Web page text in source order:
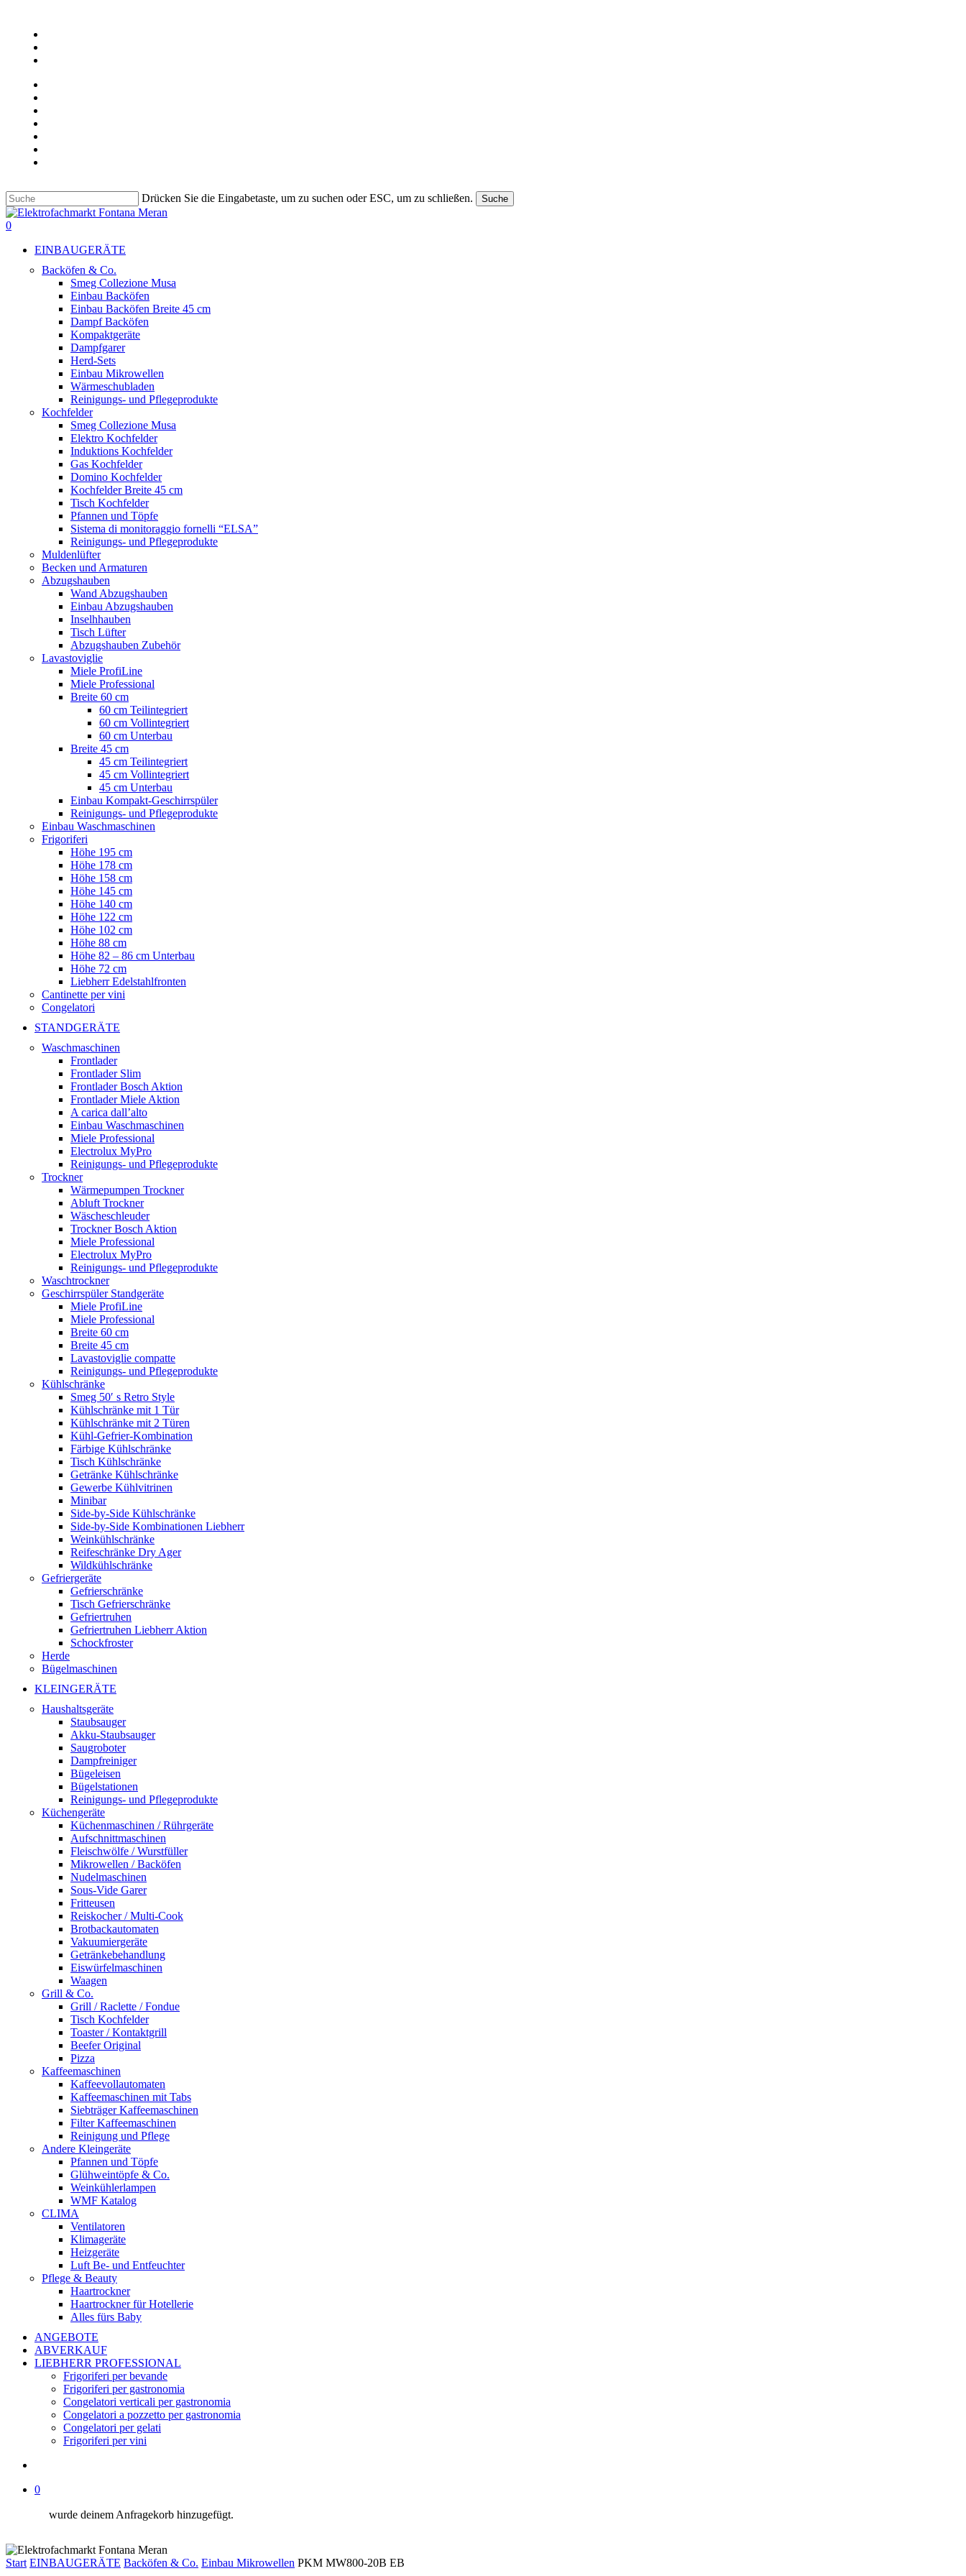
content
Drücken Sie die Eingabetaste, um zu suchen oder ESC, um zu schließen. Suche
Suche
beenden
suche
0
EINBAUGERÄTE
Backöfen & Co.
Smeg Collezione Musa
Einbau Backöfen
Einbau Backöfen Breite 45 cm
Dampf Backöfen
Kompaktgeräte
Dampfgarer
Herd-Sets
Einbau Mikrowellen
Wärmeschubladen
Reinigungs- und Pflegeprodukte
Kochfelder
Smeg Collezione Musa
Elektro Kochfelder
Induktions Kochfelder
Gas Kochfelder
Domino Kochfelder
Kochfelder Breite 45 cm
Tisch Kochfelder
Pfannen und Töpfe
Sistema di monitoraggio fornelli “ELSA”
Reinigungs- und Pflegeprodukte
Muldenlüfter
Becken und Armaturen
Abzugshauben
Wand Abzugshauben
Einbau Abzugshauben
Inselhhauben
Tisch Lüfter
Abzugshauben Zubehör
Lavastoviglie
Miele ProfiLine
Miele Professional
Breite 60 cm
60 cm Teilintegriert
60 cm Vollintegriert
60 cm Unterbau
Breite 45 cm
45 cm Teilintegriert
45 cm Vollintegriert
45 cm Unterbau
Einbau Kompakt-Geschirrspüler
Reinigungs- und Pflegeprodukte
Einbau Waschmaschinen
Frigoriferi
Höhe 195 cm
Höhe 178 cm
Höhe 158 cm
Höhe 145 cm
Höhe 140 cm
Höhe 122 cm
Höhe 102 cm
Höhe 88 cm
Höhe 82 – 86 cm Unterbau
Höhe 72 cm
Liebherr Edelstahlfronten
Cantinette per vini
Congelatori
STANDGERÄTE
Waschmaschinen
Frontlader
Frontlader Slim
Frontlader Bosch Aktion
Frontlader Miele Aktion
A carica dall’alto
Einbau Waschmaschinen
Miele Professional
Electrolux MyPro
Reinigungs- und Pflegeprodukte
Trockner
Wärmepumpen Trockner
Abluft Trockner
Wäscheschleuder
Trockner Bosch Aktion
Miele Professional
Electrolux MyPro
Reinigungs- und Pflegeprodukte
Waschtrockner
Geschirrspüler Standgeräte
Miele ProfiLine
Miele Professional
Breite 60 cm
Breite 45 cm
Lavastoviglie compatte
Reinigungs- und Pflegeprodukte
Kühlschränke
Smeg 50′ s Retro Style
Kühlschränke mit 1 Tür
Kühlschränke mit 2 Türen
Kühl-Gefrier-Kombination
Färbige Kühlschränke
Tisch Kühlschränke
Getränke Kühlschränke
Gewerbe Kühlvitrinen
Minibar
Side-by-Side Kühlschränke
Side-by-Side Kombinationen Liebherr
Weinkühlschränke
Reifeschränke Dry Ager
Wildkühlschränke
Gefriergeräte
Gefrierschränke
Tisch Gefrierschränke
Gefriertruhen
Gefriertruhen Liebherr Aktion
Schockfroster
Herde
Bügelmaschinen
KLEINGERÄTE
Haushaltsgeräte
Staubsauger
Akku-Staubsauger
Saugroboter
Dampfreiniger
Bügeleisen
Bügelstationen
Reinigungs- und Pflegeprodukte
Küchengeräte
Küchenmaschinen / Rührgeräte
Aufschnittmaschinen
Fleischwölfe / Wurstfüller
Mikrowellen / Backöfen
Nudelmaschinen
Sous-Vide Garer
Fritteusen
Reiskocher / Multi-Cook
Brotbackautomaten
Vakuumiergeräte
Getränkebehandlung
Eiswürfelmaschinen
Waagen
Grill & Co.
Grill / Raclette / Fondue
Tisch Kochfelder
Toaster / Kontaktgrill
Beefer Original
Pizza
Kaffeemaschinen
Kaffeevollautomaten
Kaffeemaschinen mit Tabs
Siebträger Kaffeemaschinen
Filter Kaffeemaschinen
Reinigung und Pflege
Andere Kleingeräte
Pfannen und Töpfe
Glühweintöpfe & Co.
Weinkühlerlampen
WMF Katalog
CLIMA
Ventilatoren
Klimageräte
Heizgeräte
Luft Be- und Entfeuchter
Pflege & Beauty
Haartrockner
Haartrockner für Hotellerie
Alles fürs Baby
ANGEBOTE
ABVERKAUF
LIEBHERR PROFESSIONAL
Frigoriferi per bevande
Frigoriferi per gastronomia
Congelatori verticali per gastronomia
Congelatori a pozzetto per gastronomia
Congelatori per gelati
Frigoriferi per vini
0
wurde deinem Anfragekorb hinzugefügt.
Start EINBAUGERÄTE Backöfen & Co. Einbau Mikrowellen PKM MW800-20B EB